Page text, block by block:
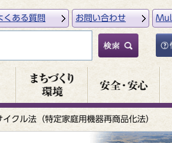
くある質問 お問い合わせ
イクル法（特定家庭用機器再商品化法）